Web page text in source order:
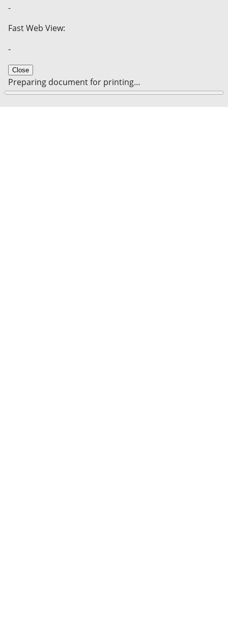
-
Fast Web View:
-
Close
Preparing document for printing…